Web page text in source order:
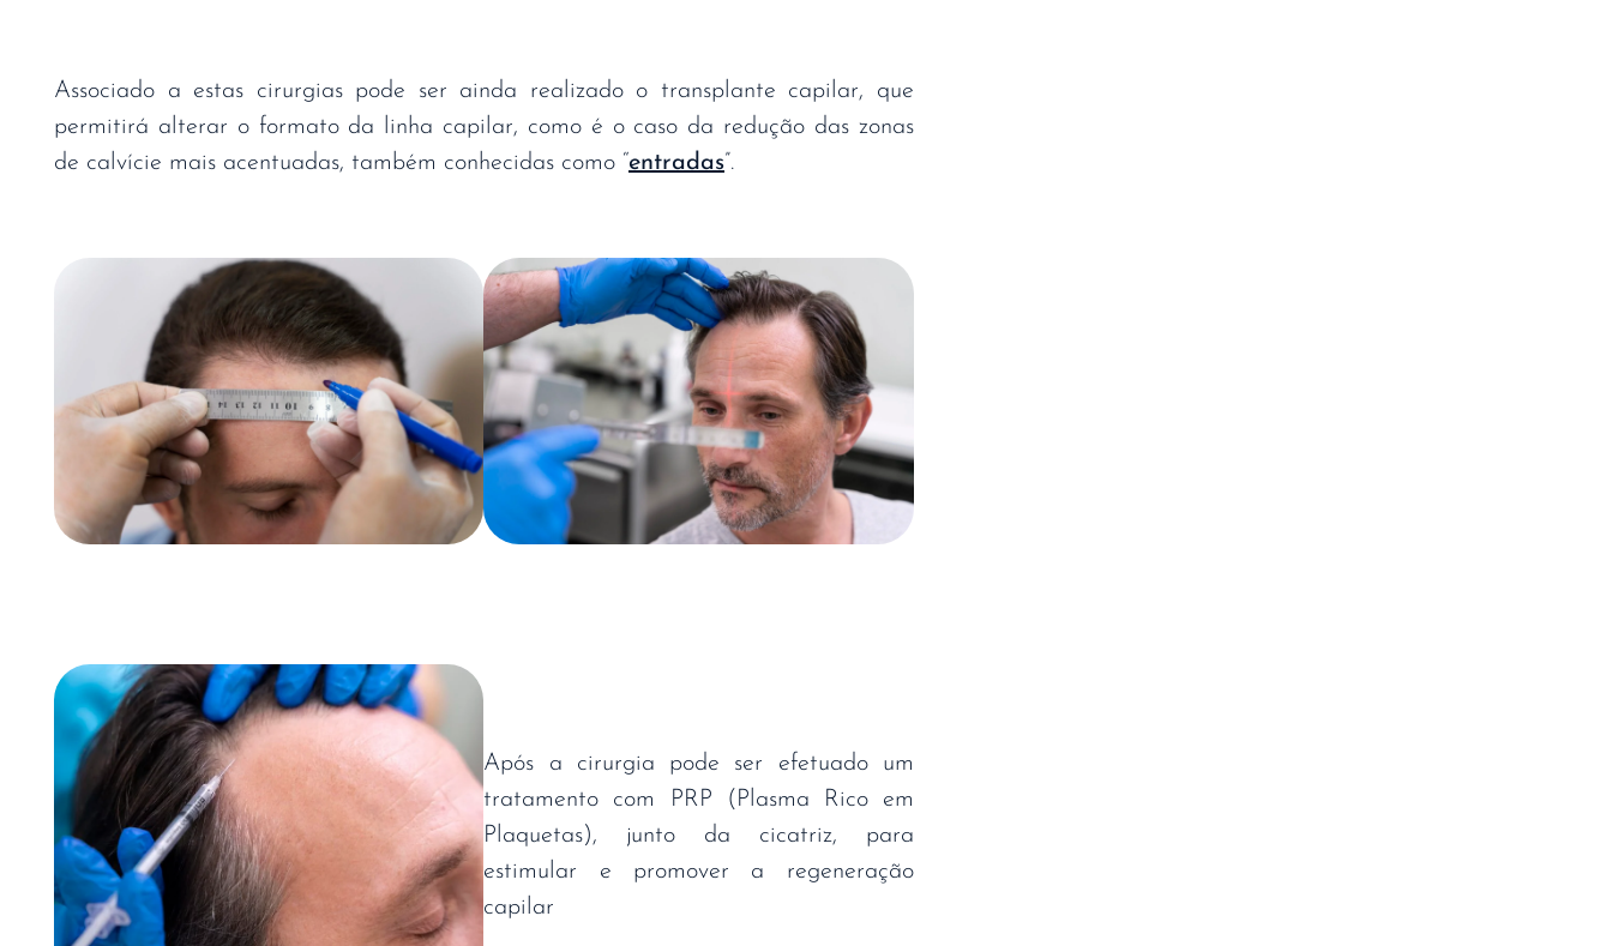
Associado a estas cirurgias pode ser ainda realizado o transplante capilar, que
permitirá alterar o formato da linha capilar, como é o caso da redução das zonas
de calvície mais acentuadas, também conhecidas como “entradas”.
Após a cirurgia pode ser efetuado um
tratamento com PRP (Plasma Rico em
Plaquetas), junto da cicatriz, para
estimular e promover a regeneração
capilar